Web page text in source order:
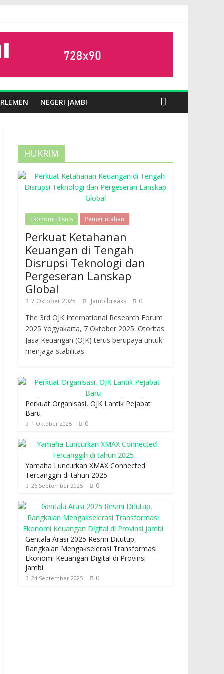
NEGERI JAMBI
HUKRIM
Ekonomi Bisnis Pemerintahan
Perkuat Ketahanan
Keuangan di Tengah
Disrupsi Teknologi dan
Pergeseran Lanskap
Global
7 Oktober 2025 Jambibreaks 0
The 3rd OJK International Research Forum
2025 Yogyakarta, 7 Oktober 2025. Otoritas
Jasa Keuangan (OJK) terus berupaya untuk
menjaga stabilitas
Perkuat Organisasi, OJK Lantik Pejabat
Baru
1 Oktober 2025 0
Yamaha Luncurkan XMAX Connected
Tercanggih di tahun 2025
26 September 2025 0
Gentala Arasi 2025 Resmi Ditutup,
Rangkaian Mengakselerasi Transformasi
Ekonomi Keuangan Digital di Provinsi
Jambi
24 September 2025 0